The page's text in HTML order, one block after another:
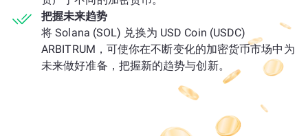
把握未来趋势
将 Solana (SOL) 兑换为 USD Coin (USDC)
ARBITRUM，可使你在不断变化的加密货币市场中为
未来做好准备，把握新的趋势与创新。